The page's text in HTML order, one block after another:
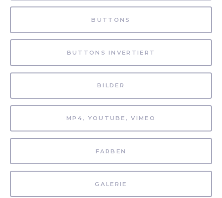
BUTTONS
BUTTONS INVERTIERT
BILDER
MP4, YOUTUBE, VIMEO
FARBEN
GALERIE